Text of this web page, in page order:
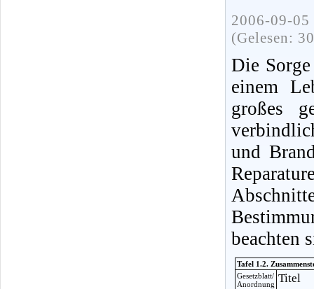
2006-09-
(Gelesen:
Die
einem
großes
und
beachten
Tafel 1.2.
Gesetzblatt/
Anordnung Titel